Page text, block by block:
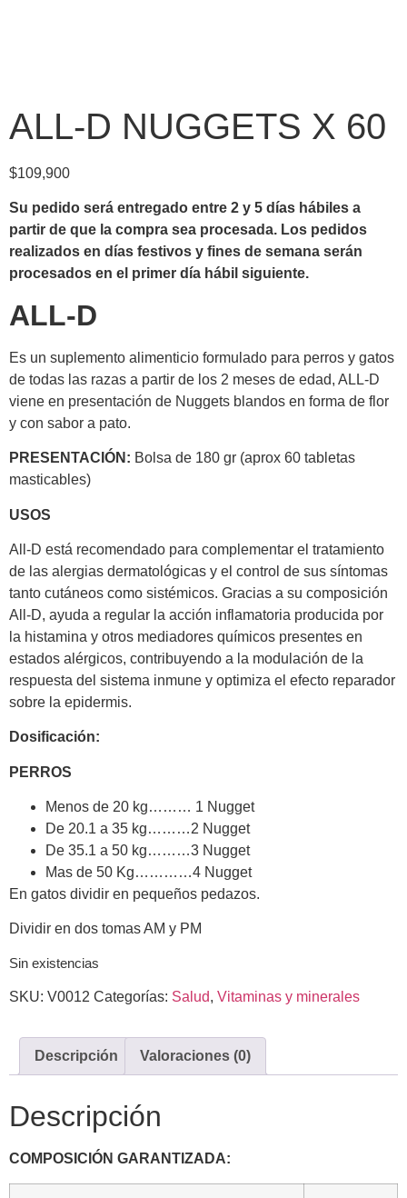
ALL-D NUGGETS X 60
$109,900
Su pedido será entregado entre 2 y 5 días hábiles a
partir de que la compra sea procesada. Los pedidos
realizados en días festivos y fines de semana serán
procesados en el primer día hábil siguiente.
ALL-D
Es un suplemento alimenticio formulado para perros y gatos
de todas las razas a partir de los 2 meses de edad, ALL-D
viene en presentación de Nuggets blandos en forma de flor
y con sabor a pato.
PRESENTACIÓN: Bolsa de 180 gr (aprox 60 tabletas
masticables)
USOS
All-D está recomendado para complementar el tratamiento
de las alergias dermatológicas y el control de sus síntomas
tanto cutáneos como sistémicos. Gracias a su composición
All-D, ayuda a regular la acción inflamatoria producida por
la histamina y otros mediadores químicos presentes en
estados alérgicos, contribuyendo a la modulación de la
respuesta del sistema inmune y optimiza el efecto reparador
sobre la epidermis.
Dosificación:
PERROS
Menos de 20 kg……… 1 Nugget
De 20.1 a 35 kg………2 Nugget
De 35.1 a 50 kg………3 Nugget
Mas de 50 Kg…………4 Nugget
En gatos dividir en pequeños pedazos.
Dividir en dos tomas AM y PM
Sin existencias
SKU: V0012 Categorías: Salud, Vitaminas y minerales
Descripción Valoraciones (0)
Descripción
COMPOSICIÓN GARANTIZADA: